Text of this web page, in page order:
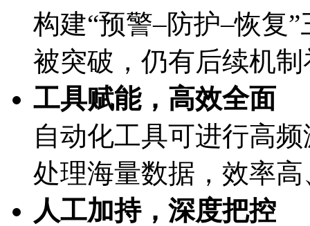
构建“预警–防护–恢复”
被突破，仍有后续机
工具赋能，高效全面
自动化工具可进行高频
处理海量数据，效率高
人工加持，深度把控